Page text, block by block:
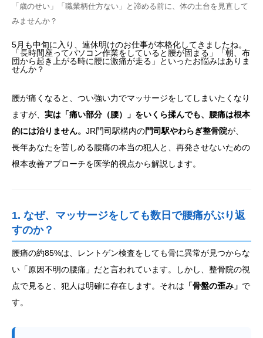
「歳のせい」「職業柄仕方ない」と諦める前に、体の土台を見直して
みませんか？
5月も中旬に入り、連休明けのお仕事が本格化してきましたね。
「長時間座ってパソコン作業をしていると腰が固まる」「朝、布
団から起き上がる時に腰に激痛が走る」といったお悩みはありま
せんか？
腰が痛くなると、つい強い力でマッサージをしてしまいたくなり
ますが、 実は「痛い部分（腰）」をいくら揉んでも、腰痛は根本
的には治りません。 JR門司駅構内の門司駅やわらぎ整骨院が、
長年あなたを苦しめる腰痛の本当の犯人と、再発させないための
根本改善アプローチを医学的視点から解説します。
1. なぜ、マッサージをしても数日で腰痛がぶり返
すのか？
腰痛の約85%は、レントゲン検査をしても骨に異常が見つからな
い「原因不明の腰痛」だと言われています。しかし、整骨院の視
点で見ると、犯人は明確に存在します。それは 「骨盤の歪み」 で
す。